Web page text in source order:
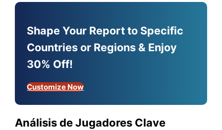
Shape Your Report to Specific
Countries or Regions & Enjoy
30% Off!
Customize Now
Análisis de Jugadores Clave